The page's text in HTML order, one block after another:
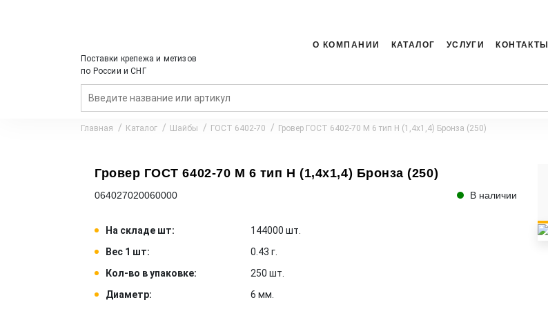
Поставки крепежа и метизов
по России и СНГ
О КОМПАНИИ КАТАЛОГ УСЛУГИ КОНТАКТЫ
Главная Каталог Шайбы ГОСТ 6402-70 Гровер ГОСТ 6402-70 M 6 тип Н (1,4x1,4) Бронза (250)
Гровер ГОСТ 6402-70 M 6 тип Н (1,4x1,4) Бронза (250)
064027020060000 В наличии
На складе шт:
144000 шт.
Вес 1 шт:
0.43 г.
Кол-во в упаковке:
250 шт.
Диаметр:
6 мм.